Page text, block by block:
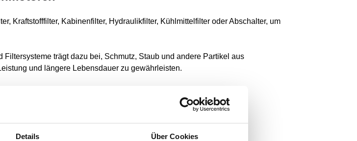
Details Über Cookies
Kraftstofffilter, Kabinenfilter, Hydraulikfilter, Kühlmittelfilter oder Abschalter, um
trägt dazu bei, Schmutz, Staub und andere Partikel aus
und längere Lebensdauer zu gewährleisten.
für alle auf dem Markt erhältlichen Marken.